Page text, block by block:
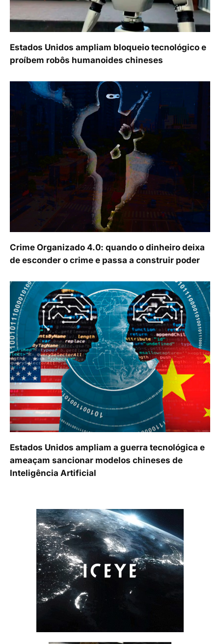
Estados Unidos ampliam bloqueio tecnológico e
proíbem robôs humanoides chineses
Crime Organizado 4.0: quando o dinheiro deixa
de esconder o crime e passa a construir poder
Estados Unidos ampliam a guerra tecnológica e
ameaçam sancionar modelos chineses de
Inteligência Artificial